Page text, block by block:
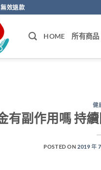
效退款
HOME 所有商品
健
有副作用嗎 持
POSTED ON 2019 年